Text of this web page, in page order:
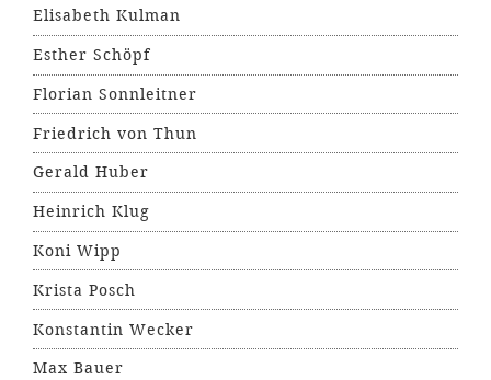
Elisabeth Kulman
Esther Schöpf
Florian Sonnleitner
Friedrich von Thun
Gerald Huber
Heinrich Klug
Koni Wipp
Krista Posch
Konstantin Wecker
Max Bauer